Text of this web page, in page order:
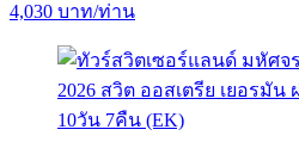
4,030 บาท/ท่าน